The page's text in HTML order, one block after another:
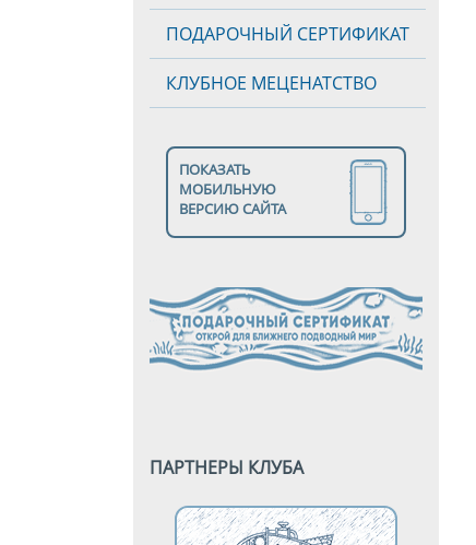
ПОДАРОЧНЫЙ СЕРТИФИКАТ
КЛУБНОЕ МЕЦЕНАТСТВО
ПОКАЗАТЬ
МОБИЛЬНУЮ
ВЕРСИЮ САЙТА
ПАРТНЕРЫ КЛУБА